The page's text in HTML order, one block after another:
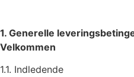
1. Generelle
Velkommen
1.1. Indledende